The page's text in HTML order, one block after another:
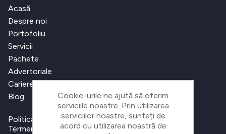
Acasă
Despre noi
Portofoliu
Servicii
Pachete
Advertoriale
Cariere
Blog
Politica de confidențialitate
Termeni și condiții
Cookie-urile ne ajută să oferim
serviciile noastre. Prin utilizarea
serviciilor noastre, sunteți de
acord cu utilizarea noastră de